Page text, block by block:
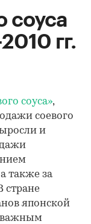
соуса
гг.
соуса»,
соевого
и
также за
стране
японской
важным